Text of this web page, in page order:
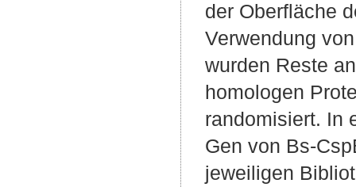
der Oberfläche
Verwendung
wurden Reste
homologen
randomisiert. In
Gen von Bs-
jeweiligen